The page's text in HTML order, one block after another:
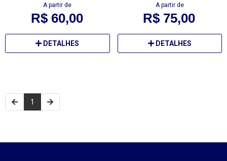
A partir de
R$ 60,00
DETALHES
A partir de
R$ 75,00
DETALHES
1